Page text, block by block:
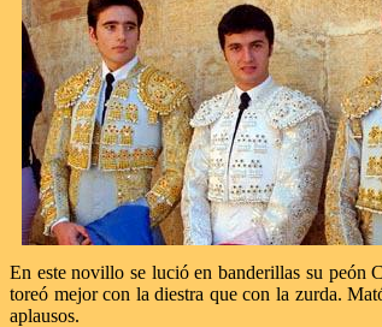
En este novillo se lució en banderillas su peón
toreó mejor con la diestra que con la zurda.
aplausos.